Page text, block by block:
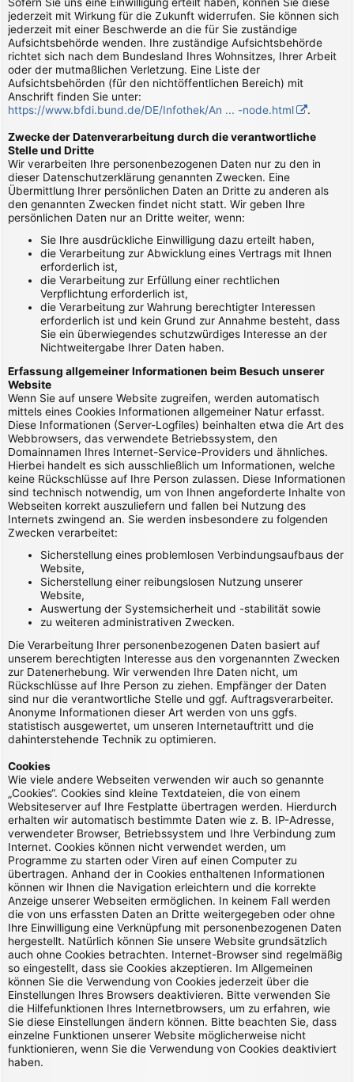
jederzeit mit Wirkung für die Zukunft widerrufen. Sie können sich
jederzeit mit einer Beschwerde an die für Sie zuständige
Aufsichtsbehörde wenden. Ihre zuständige Aufsichtsbehörde
richtet sich nach dem Bundesland Ihres Wohnsitzes, Ihrer Arbeit
oder der mutmaßlichen Verletzung. Eine Liste der
Aufsichtsbehörden (für den nichtöffentlichen Bereich) mit
Anschrift finden Sie unter:
https://www.bfdi.bund.de/DE/Infothek/An ... -node.html
.
Zwecke der Datenverarbeitung durch die verantwortliche
Stelle und Dritte
Wir verarbeiten Ihre personenbezogenen Daten nur zu den in
dieser Datenschutzerklärung genannten Zwecken. Eine
Übermittlung Ihrer persönlichen Daten an Dritte zu anderen als
den genannten Zwecken findet nicht statt. Wir geben Ihre
persönlichen Daten nur an Dritte weiter, wenn:
Sie Ihre ausdrückliche Einwilligung dazu erteilt haben,
die Verarbeitung zur Abwicklung eines Vertrags mit Ihnen
erforderlich ist,
die Verarbeitung zur Erfüllung einer rechtlichen
Verpflichtung erforderlich ist,
die Verarbeitung zur Wahrung berechtigter Interessen
erforderlich ist und kein Grund zur Annahme besteht, dass
Sie ein überwiegendes schutzwürdiges Interesse an der
Nichtweitergabe Ihrer Daten haben.
Erfassung allgemeiner Informationen beim Besuch unserer
Website
Wenn Sie auf unsere Website zugreifen, werden automatisch
mittels eines Cookies Informationen allgemeiner Natur erfasst.
Diese Informationen (Server-Logfiles) beinhalten etwa die Art des
Webbrowsers, das verwendete Betriebssystem, den
Domainnamen Ihres Internet-Service-Providers und ähnliches.
Hierbei handelt es sich ausschließlich um Informationen, welche
keine Rückschlüsse auf Ihre Person zulassen. Diese Informationen
sind technisch notwendig, um von Ihnen angeforderte Inhalte von
Webseiten korrekt auszuliefern und fallen bei Nutzung des
Internets zwingend an. Sie werden insbesondere zu folgenden
Zwecken verarbeitet:
Sicherstellung eines problemlosen Verbindungsaufbaus der
Website,
Sicherstellung einer reibungslosen Nutzung unserer
Website,
Auswertung der Systemsicherheit und -stabilität sowie
zu weiteren administrativen Zwecken.
Die Verarbeitung Ihrer personenbezogenen Daten basiert auf
unserem berechtigten Interesse aus den vorgenannten Zwecken
zur Datenerhebung. Wir verwenden Ihre Daten nicht, um
Rückschlüsse auf Ihre Person zu ziehen. Empfänger der Daten
sind nur die verantwortliche Stelle und ggf. Auftragsverarbeiter.
Anonyme Informationen dieser Art werden von uns ggfs.
statistisch ausgewertet, um unseren Internetauftritt und die
dahinterstehende Technik zu optimieren.
Cookies
Wie viele andere Webseiten verwenden wir auch so genannte
„Cookies“. Cookies sind kleine Textdateien, die von einem
Websiteserver auf Ihre Festplatte übertragen werden. Hierdurch
erhalten wir automatisch bestimmte Daten wie z. B. IP-Adresse,
verwendeter Browser, Betriebssystem und Ihre Verbindung zum
Internet. Cookies können nicht verwendet werden, um
Programme zu starten oder Viren auf einen Computer zu
übertragen. Anhand der in Cookies enthaltenen Informationen
können wir Ihnen die Navigation erleichtern und die korrekte
Anzeige unserer Webseiten ermöglichen. In keinem Fall werden
die von uns erfassten Daten an Dritte weitergegeben oder ohne
Ihre Einwilligung eine Verknüpfung mit personenbezogenen Daten
hergestellt. Natürlich können Sie unsere Website grundsätzlich
auch ohne Cookies betrachten. Internet-Browser sind regelmäßig
so eingestellt, dass sie Cookies akzeptieren. Im Allgemeinen
können Sie die Verwendung von Cookies jederzeit über die
Einstellungen Ihres Browsers deaktivieren. Bitte verwenden Sie
die Hilfefunktionen Ihres Internetbrowsers, um zu erfahren, wie
Sie diese Einstellungen ändern können. Bitte beachten Sie, dass
einzelne Funktionen unserer Website möglicherweise nicht
funktionieren, wenn Sie die Verwendung von Cookies deaktiviert
haben.